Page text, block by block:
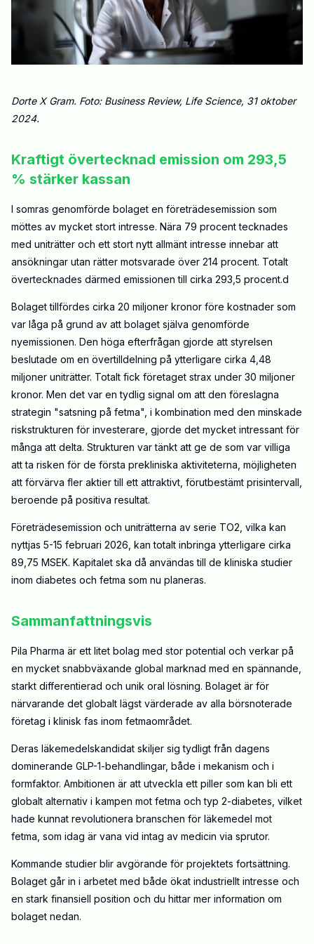
Dorte X Gram. Foto: Business Review, Life Science, 31 oktober
2024.
Kraftigt övertecknad emission om 293,5
% stärker kassan
I somras genomförde bolaget en företrädesemission som
möttes av mycket stort intresse. Nära 79 procent tecknades
med uniträtter och ett stort nytt allmänt intresse innebar att
ansökningar utan rätter motsvarade över 214 procent. Totalt
övertecknades därmed emissionen till cirka 293,5 procent.d
Bolaget tillfördes cirka 20 miljoner kronor före kostnader som
var låga på grund av att bolaget själva genomförde
nyemissionen. Den höga efterfrågan gjorde att styrelsen
beslutade om en övertilldelning på ytterligare cirka 4,48
miljoner uniträtter. Totalt fick företaget strax under 30 miljoner
kronor. Men det var en tydlig signal om att den föreslagna
strategin "satsning på fetma", i kombination med den minskade
riskstrukturen för investerare, gjorde det mycket intressant för
många att delta. Strukturen var tänkt att ge de som var villiga
att ta risken för de första prekliniska aktiviteterna, möjligheten
att förvärva fler aktier till ett attraktivt, förutbestämt prisintervall,
beroende på positiva resultat.
Företrädesemission och uniträtterna av serie TO2, vilka kan
nyttjas 5-15 februari 2026, kan totalt inbringa ytterligare cirka
89,75 MSEK. Kapitalet ska då användas till de kliniska studier
inom diabetes och fetma som nu planeras.
Sammanfattningsvis
Pila Pharma är ett litet bolag med stor potential och verkar på
en mycket snabbväxande global marknad med en spännande,
starkt differentierad och unik oral lösning. Bolaget är för
närvarande det globalt lägst värderade av alla börsnoterade
företag i klinisk fas inom fetmaområdet.
Deras läkemedelskandidat skiljer sig tydligt från dagens
dominerande GLP-1-behandlingar, både i mekanism och i
formfaktor. Ambitionen är att utveckla ett piller som kan bli ett
globalt alternativ i kampen mot fetma och typ 2-diabetes, vilket
hade kunnat revolutionera branschen för läkemedel mot
fetma, som idag är vana vid intag av medicin via sprutor.
Kommande studier blir avgörande för projektets fortsättning.
Bolaget går in i arbetet med både ökat industriellt intresse och
en stark finansiell position och du hittar mer information om
bolaget nedan.